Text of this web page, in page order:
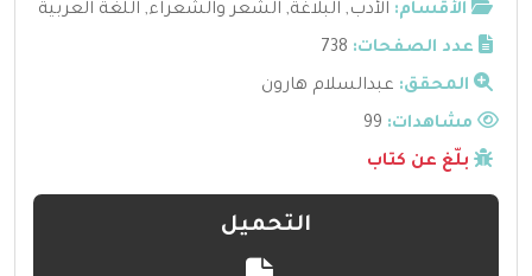
الأقسام: الأدب, البلاغة, الشعر والشعراء, اللغة العربية
عدد الصفحات: 738
المحقق: عبدالسلام هارون
مشاهدات:
بلّغ عن كتاب
التحميل